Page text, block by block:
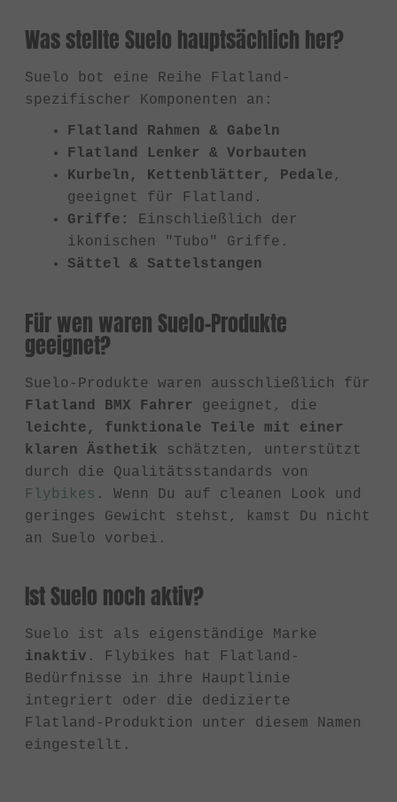
Was stellte Suelo hauptsächlich her?
Suelo bot eine Reihe Flatland-
spezifischer Komponenten an:
Flatland Rahmen & Gabeln
Flatland Lenker & Vorbauten
Kurbeln, Kettenblätter, Pedale ,
geeignet für Flatland.
Griffe:
Einschließlich der
ikonischen "Tubo" Griffe.
Sättel & Sattelstangen
Für wen waren Suelo-Produkte
geeignet?
Suelo-Produkte waren ausschließlich für
Flatland BMX Fahrer
geeignet, die
leichte, funktionale Teile mit einer
klaren Ästhetik schätzten, unterstützt
durch die Qualitätsstandards von
Flybikes . Wenn Du auf cleanen Look und
geringes Gewicht stehst, kamst Du nicht
an Suelo vorbei.
Ist Suelo noch aktiv?
Suelo ist als eigenständige Marke
inaktiv . Flybikes hat Flatland-
Bedürfnisse in ihre Hauptlinie
integriert oder die dedizierte
Flatland-Produktion unter diesem Namen
eingestellt.